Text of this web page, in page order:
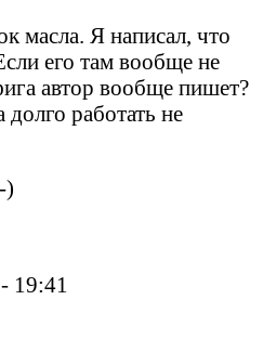
масла. Я написал, что
его там вообще не
автор вообще пишет?
работать не
)
19:41